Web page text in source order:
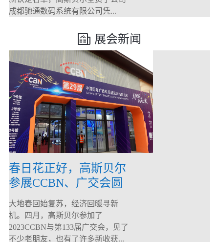
成都驰通数码系统有限公司凭...
展会新闻
春日花正好，高斯贝尔
参展CCBN、广交会圆
满落幕！
大地春回始复苏，经济回暖寻新
机。四月，高斯贝尔参加了
2023CCBN与第133届广交会，见了
不少老朋友，也有了许多新收获...